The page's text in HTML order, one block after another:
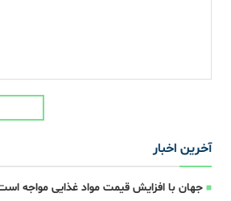
آخرین اخبار
جهان با افزایش قیمت مواد غذایی مواجه